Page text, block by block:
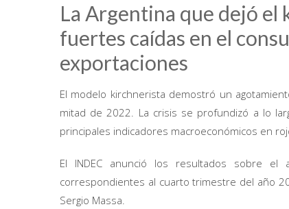
La Argentina que dejó
fuertes caídas en el
exportaciones
El modelo kirchnerista demostró un
mitad de 2022. La crisis se profundizó a lo
principales indicadores macroeconómicos en
El INDEC anunció los resultados sobre el
correspondientes al cuarto trimestre del año
Sergio Massa.